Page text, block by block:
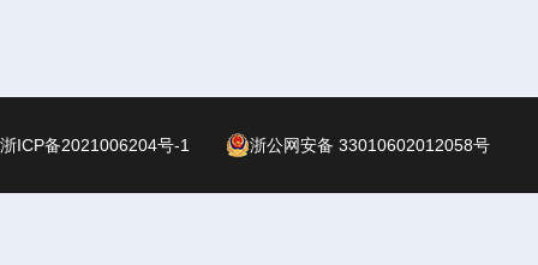
浙ICP备2021006204号-1 浙公网安备 33010602012058号